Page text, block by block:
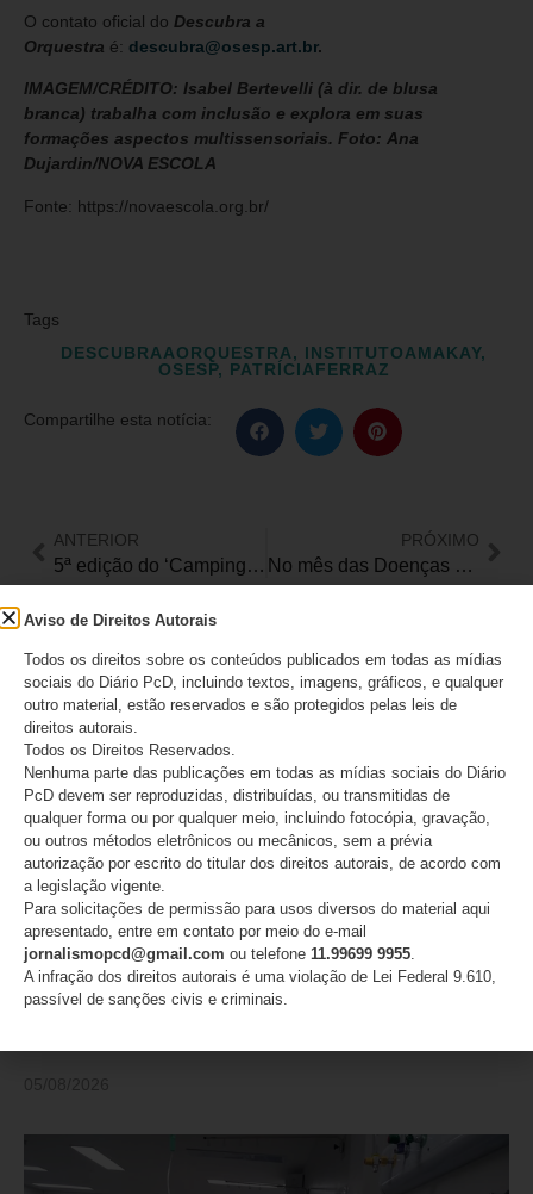
O contato oficial do Descubra a
Orquestra é: descubra@osesp.art.br.
IMAGEM/CRÉDITO: Isabel Bertevelli (à dir. de blusa
branca) trabalha com inclusão e explora em suas
formações aspectos multissensoriais. Foto: Ana
Dujardin/NOVA ESCOLA
Fonte: https://novaescola.org.br/
Tags
DESCUBRAAORQUESTRA, INSTITUTOAMAKAY,
OSESP, PATRÍCIAFERRAZ
Compartilhe esta notícia:
ANTERIOR
5ª edição do ‘Camping Acessível’ acontece dia 16 de março em Três Coroas, no Rio Grande do Sul
PRÓXIMO
No mês das Doenças Raras, o Instituto Jô Clemente (IJC) apresenta histórias que visam à conscientização
PUBLICAÇÕES RECENTES
Judiciário condenou médico que provocou perda de
Aviso de Direitos Autorais
Todos os direitos sobre os conteúdos publicados em todas as mídias
sociais do Diário PcD, incluindo textos, imagens, gráficos, e qualquer
outro material, estão reservados e são protegidos pelas leis de
direitos autorais.
Todos os Direitos Reservados.
Nenhuma parte das publicações em todas as mídias sociais do Diário
PcD devem ser reproduzidas, distribuídas, ou transmitidas de
qualquer forma ou por qualquer meio, incluindo fotocópia, gravação,
ou outros métodos eletrônicos ou mecânicos, sem a prévia
autorização por escrito do titular dos direitos autorais, de acordo com
a legislação vigente.
Para solicitações de permissão para usos diversos do material aqui
apresentado, entre em contato por meio do e-mail
jornalismopcd@gmail.com ou telefone 11.99699 9955.
A infração dos direitos autorais é uma violação de Lei Federal 9.610,
passível de sanções civis e criminais.